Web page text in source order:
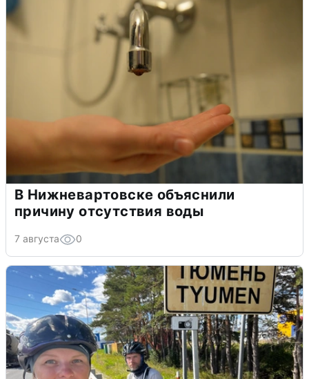
В Нижневартовске объяснили
причину отсутствия воды
7 августа 0